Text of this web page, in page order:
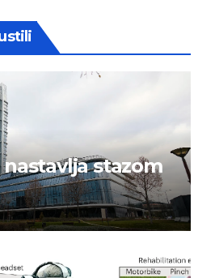
stazom